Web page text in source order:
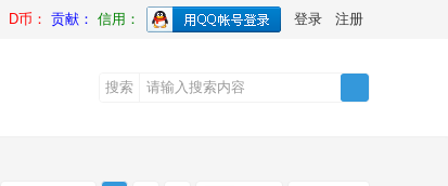
D币： 贡献： 信用： 登录 注册
搜索